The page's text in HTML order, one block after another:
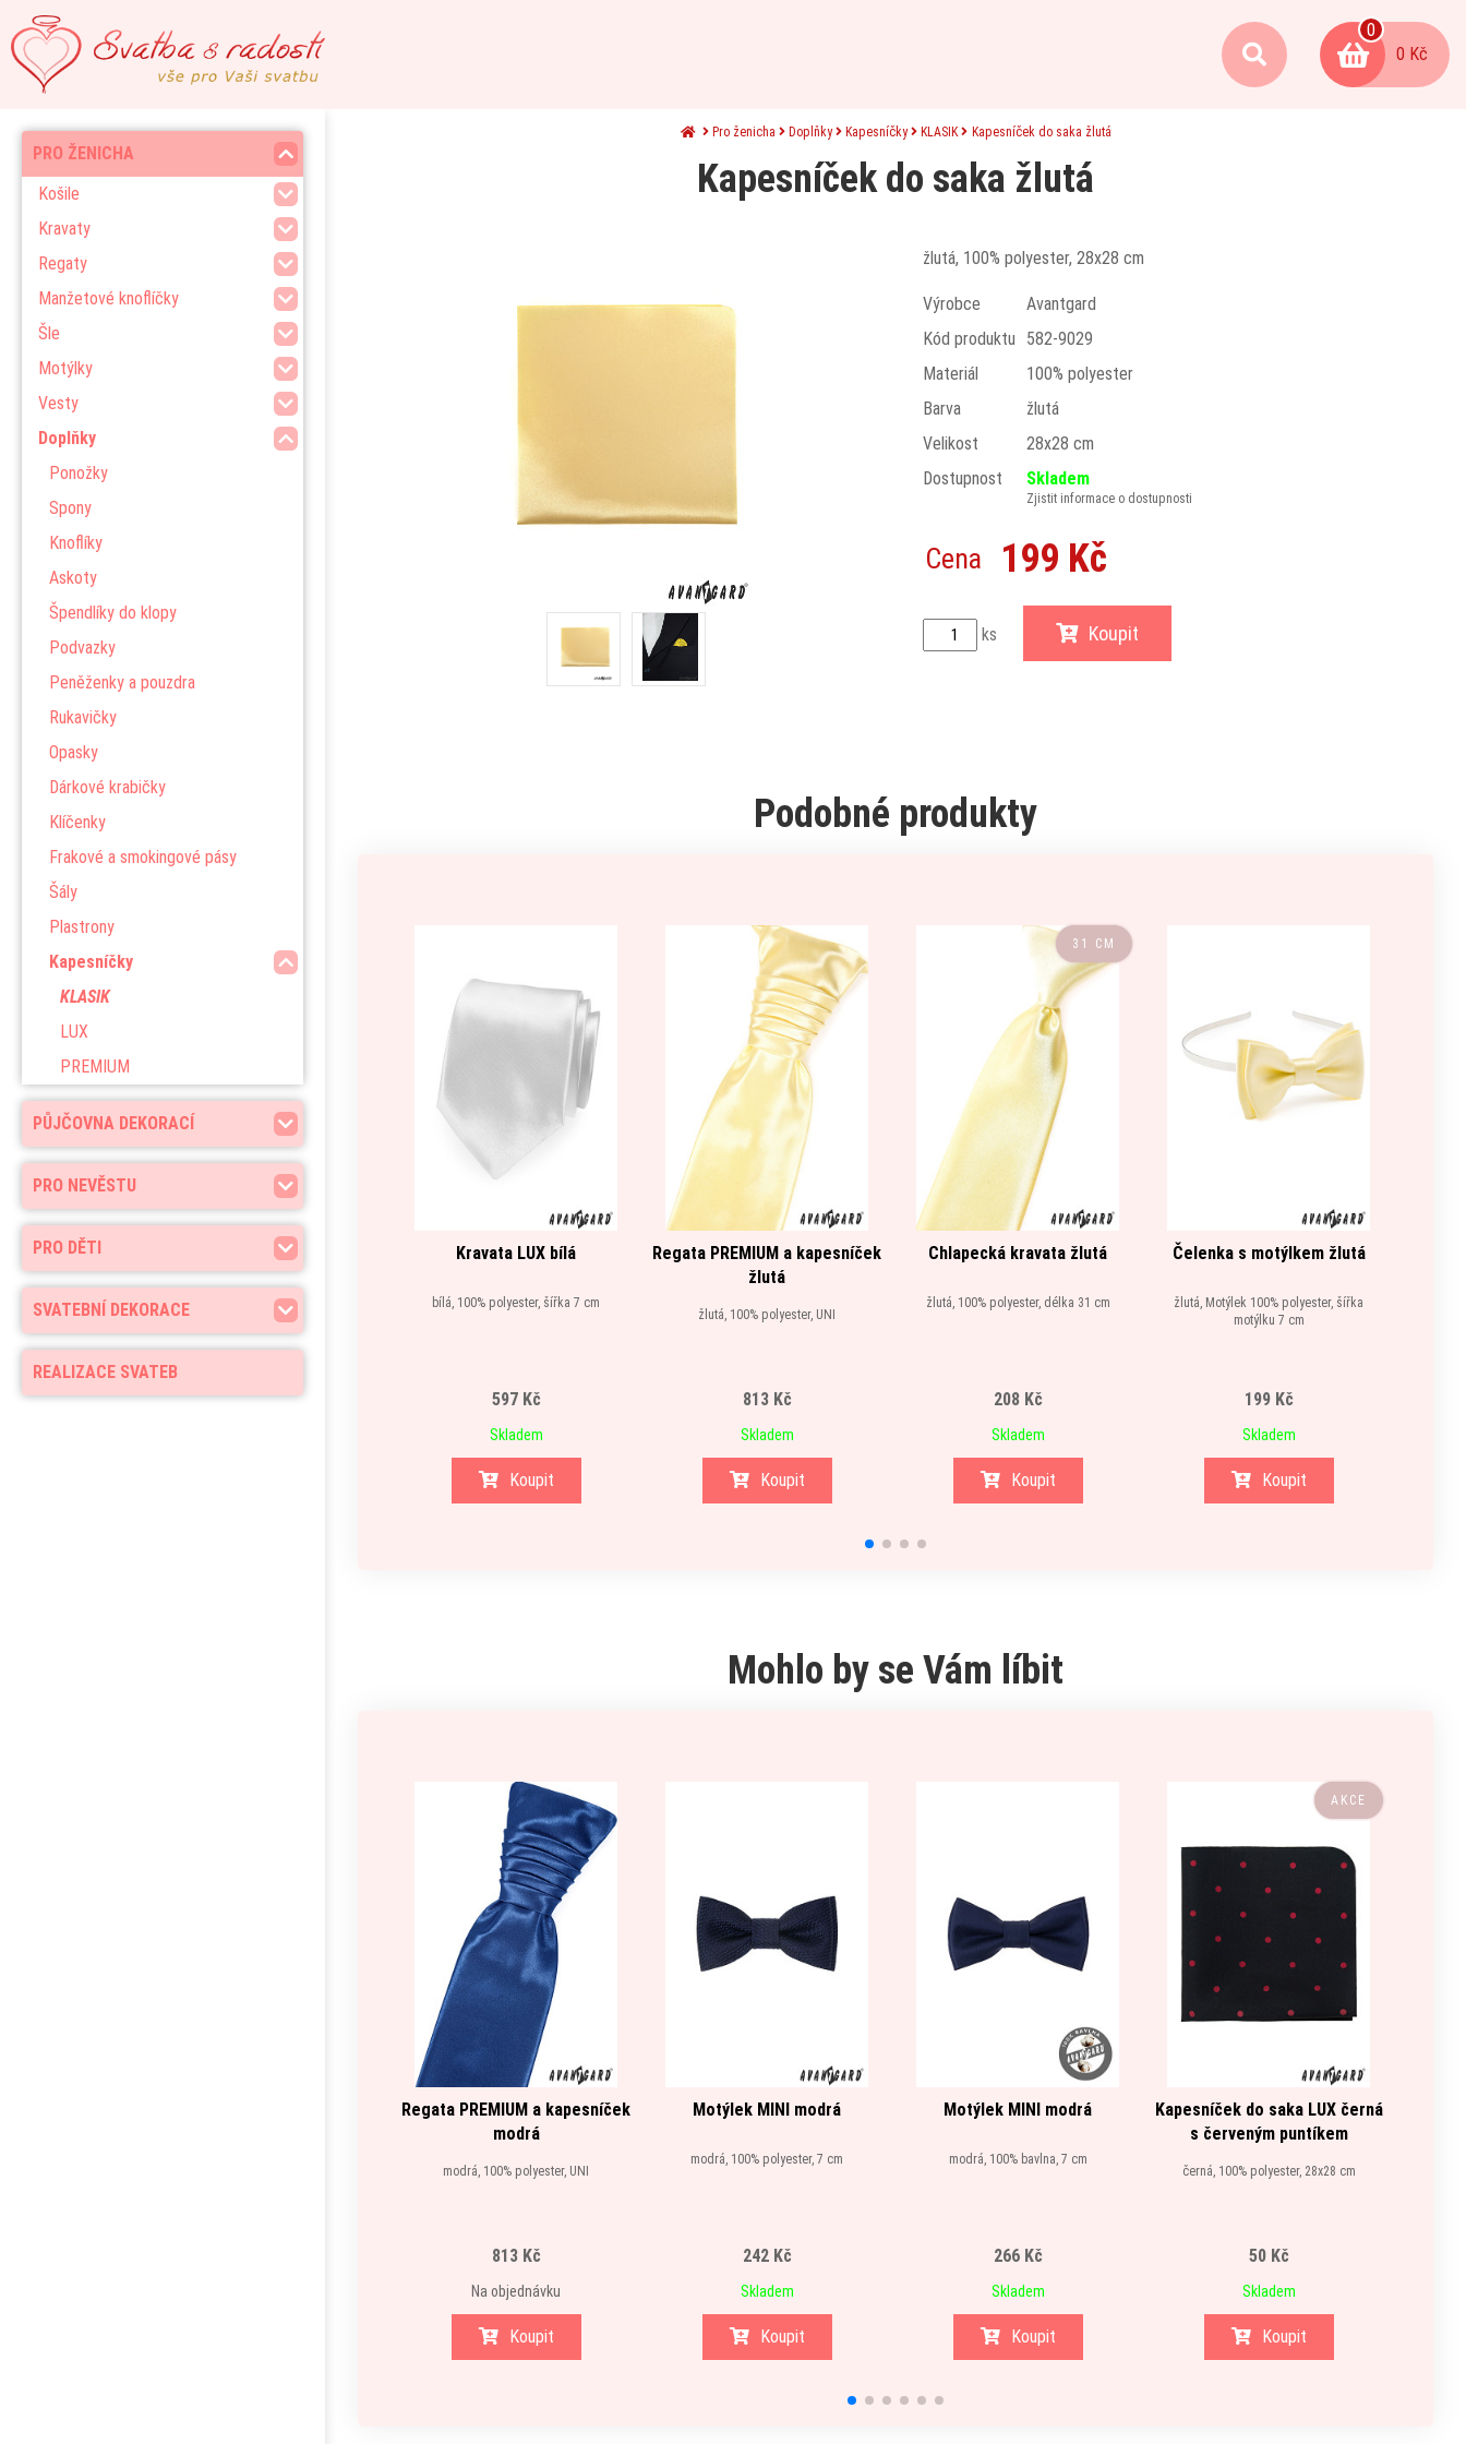
0
0 Kč
PŮJČOVNA DEKORACÍ
PRO NEVĚSTU
PRO ŽENICHA
Košile
Kravaty
Regaty
Manžetové knoflíčky
Šle
Motýlky
Vesty
Doplňky
Ponožky
Spony
Knoflíky
Askoty
Špendlíky do klopy
Podvazky
Peněženky a pouzdra
Rukavičky
Opasky
Dárkové krabičky
Klíčenky
Frakové a smokingové pásy
Šály
Plastrony
Kapesníčky
KLASIK
LUX
PREMIUM
PRO DĚTI
SVATEBNÍ DEKORACE
REALIZACE SVATEB
Pro ženicha Doplňky Kapesníčky KLASIK Kapesníček do saka žlutá
Kapesníček do saka žlutá
žlutá, 100% polyester, 28x28 cm
Výrobce
Avantgard
Kód produktu
582-9029
Materiál
100% polyester
Barva
žlutá
Velikost
28x28 cm
Dostupnost
Skladem
Zjistit informace o dostupnosti
Cena 199 Kč
ks Koupit
Podobné produkty
Kravata LUX bílá
bílá, 100% polyester, šířka 7 cm
597 Kč
Skladem
Koupit
Regata PREMIUM a kapesníček
žlutá
žlutá, 100% polyester, UNI
813 Kč
Skladem
Koupit
31 CM
Chlapecká kravata žlutá
žlutá, 100% polyester, délka 31 cm
208 Kč
Skladem
Koupit
Čelenka s motýlkem žlutá
žlutá, Motýlek 100% polyester, šířka
motýlku 7 cm
199 Kč
Skladem
Koupit
Mohlo by se Vám líbit
Regata PREMIUM a kapesníček
modrá
modrá, 100% polyester, UNI
813 Kč
Na objednávku
Koupit
Motýlek MINI modrá
modrá, 100% polyester, 7 cm
242 Kč
Skladem
Koupit
Motýlek MINI modrá
modrá, 100% bavlna, 7 cm
266 Kč
Skladem
Koupit
AKCE
Kapesníček do saka LUX černá
s červeným puntíkem
černá, 100% polyester, 28x28 cm
50 Kč
Skladem
Koupit